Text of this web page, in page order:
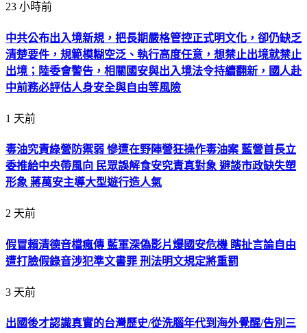
23 小時前
中共公布出入境新規，把長期嚴格管控正式明文化，卻仍缺乏
清楚要件，規範模糊空泛、執行高度任意，想禁止出境就禁止
出境；陸委會警告，相關國安與出入境法令持續翻新，國人赴
中前務必評估人身安全與自由等風險
1 天前
毒油究責綠營防禦弱 慘遭在野陣營狂操作毒油案 藍營首長立
委推給中央帶風向 民眾誤解食安究責真對象 避談市政缺失塑
形象 蔣萬安主導大型遊行造人氣
2 天前
假冒賴清德音檔瘋傳 藍軍深偽影片爆國安危機 瞎扯言論自由
遭打臉假錄音涉犯準文書罪 刑法明文規定將重罰
3 天前
出國後才認識真實的台灣歷史/從洗腦年代到海外覺醒/告別三